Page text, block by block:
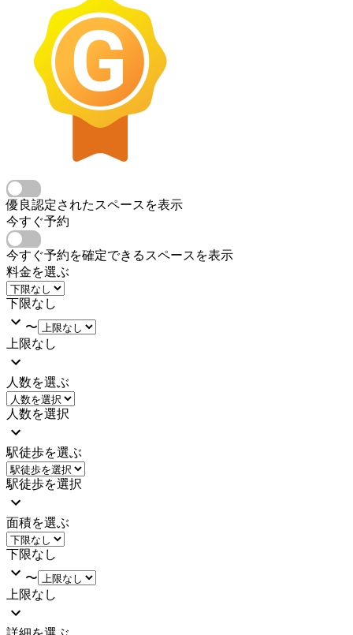
優良認定されたスペースを表示
今すぐ予約
今すぐ予約を確定できるスペースを表示
料金を選ぶ
下限なし
〜
上限なし
人数を選ぶ
人数を選択
駅徒歩を選ぶ
駅徒歩を選択
面積を選ぶ
下限なし
〜
上限なし